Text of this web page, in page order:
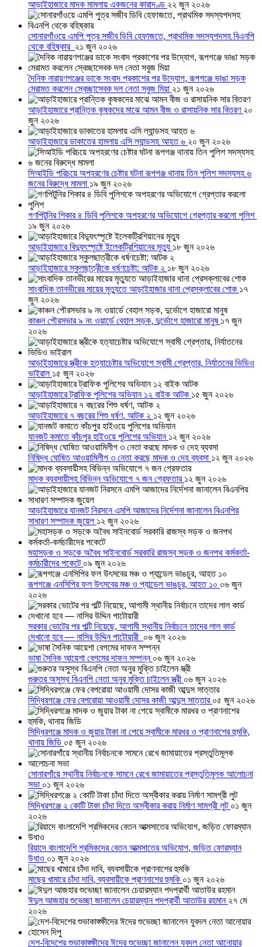
আড়াইহাজারে মাদক মামলায় একজনের কারাদণ্ড ২২ জুন ২০২৬
সোনারগাঁওয়ে এমপি পুত্র সজীব ডিবি হেফাজতে, প্রাথমিক সদস্যপদসহ বিএনপি
থেকে বহিষ্কার ২১ জুন ২০২৬
দৈনিক নারায়ণগঞ্জের ডাকে সংবাদ প্রকাশের পর উদ্যোগ, রূপগঞ্জে ভাঙা সড়ক
মেরামত করলেন স্বেচ্ছাসেবক দল নেতা সবুজ মিয়া ২১ জুন ২০২৬
আড়াইহাজারে প্রান্তিক কৃষকদের মাঝে আমন বীজ ও রাসায়নিক সার বিতরণ ২০
জুন ২০২৬
আড়াইহাজারে ডাকাতের হামলায় এসি ল্যান্ডসহ আহত ৬ ২০ জুন ২০২৬
সিআইডি পরিচয়ে অপহরণের চেষ্টার ঘটনা রূপগঞ্জ থানায় তিন পুলিশ সদস্যসহ ৬
জনের বিরুদ্ধে মামলা ১৯ জুন ২০২৬
গণপিটুনির শিকার ৪ ডিবি পুলিশকে অপহরণের অভিযোগে গ্রেপ্তার করলো পুলিশ
১৯ জুন ২০২৬
আড়াইহাজারে বিদ্যুৎস্পৃষ্টে ইলেকট্রিশিয়ানের মৃত্যু ১৮ জুন ২০২৬
আড়াইহাজারে স্কুলছাত্রীকে ধর্ষণচেষ্টা: আটক ২ ১৮ জুন ২০২৬
সাংবাদিক তানভীরের মায়ের মৃত্যুতে আড়াইহাজার থানা প্রেসক্লাবের শোক ১৭
জুন ২০২৬
কাঞ্চন পৌরসভার ৯ নং ওয়ার্ডে বেহাল সড়ক, দুর্ভোগে হাজারো মানুষ ১৭ জুন
২০২৬
আড়াইহাজারে স্ত্রীকে হত্যাচেষ্টার অভিযোগে স্বামী গ্রেপ্তার, নির্যাতনের ভিডিও
ভাইরাল ১৫ জুন ২০২৬
আড়াইহাজারে ট্রাফিক পুলিশের অভিযান ১২ বাইক আটক ১৫ জুন ২০২৬
আড়াইহাজারে ৭ বছরের শিশু ধর্ষণ, আটক ২ ১২ জুন ২০২৬
যানজট কমাতে কাঁচপুর হাইওয়ে পুলিশের অভিযান ১২ জুন ২০২৬
নিষিদ্ধ ঘোষিত আওয়ামিলীগ ৩ নেতা করছে মাদক ও দেহ ব্যবসা ১২ জুন ২০২৬
মাদক ব্যবসায়ীসহ বিভিন্ন অভিযোগে ৭ জন গ্রেফতার ১২ জুন ২০২৬
আড়াইহাজারে যানজট নিরসনে এমপি আজাদের নির্দেশনা জানালেন বিএনপির
সাধারণ সম্পাদক জুয়েল ১২ জুন ২০২৬
মহাসড়ক ও সড়কে অবৈধ সাইনবোর্ড সরকারি রাজস্ব সড়ক ও জনপথ কর্মকর্তা-
কর্মচারীদের পকেটে ০৯ জুন ২০২৬
রূপগঞ্জে এনসিপির ফল উৎসবের মঞ্চ ও প্যান্ডেল ভাঙচুর, আহত ১০ ০৬ জুন
২০২৬
সরকার ভোটের পর পল্টি নিয়েছে, আগামী স্থানীয় নির্বাচনে তাদের লাল কার্ড
দেখানো হবে — নাসির উদ্দিন পাটোয়ারী ০৬ জুন ২০২৬
ভাষা সৈনিক আয়েশা বেগমের দাফন সম্পন্ন ০৬ জুন ২০২৬
গুরুতর অসুস্থ বিএনপি নেতা অনুর মুক্তি চাইলেন স্ত্রী ০৬ জুন ২০২৬
সিদ্ধিরগঞ্জে ফের বেপরোয়া আওয়ামী দোসর কাজী আব্দুস সাত্তার ০৫ জুন ২০২৬
সিদ্ধিরগঞ্জে মাদক ও জুয়ার টাকা না পেয়ে স্বামীকে মারধর ও প্রাণনাশের হুমকি,
থানায় জিডি ০৫ জুন ২০২৬
সোনারগাঁয়ে স্থানীয় নির্বাচনকে সামনে রেখে জামায়াতের প্রস্তুতিমূলক আলোচনা
সভা ০১ জুন ২০২৬
সিদ্ধিরগঞ্জে ২ কোটি টাকা চাঁদা দিতে অস্বীকার করায় নির্মাণ সামগ্রী লুট ০১ জুন
২০২৬
রিয়াদে বাংলাদেশি শ্রমিকদের বেতন আত্মসাতের অভিযোগ, জড়িত ফোরম্যান
উধাও ০১ জুন ২০২৬
মাছের খামারে চাঁদা দাবি, ব্যবসায়ীকে প্রাণনাশের হুমকি ০১ জুন ২০২৬
ঈদুল আজহার শুভেচ্ছা জানালেন চেয়ারম্যান পদপ্রার্থী আতাউর রহমান ২৭ মে
২০২৬
দেশ-বিদেশের শুভাকাঙ্ক্ষীদের ঈদের শুভেচ্ছা জানালেন যুবদল নেতা আনোয়ার